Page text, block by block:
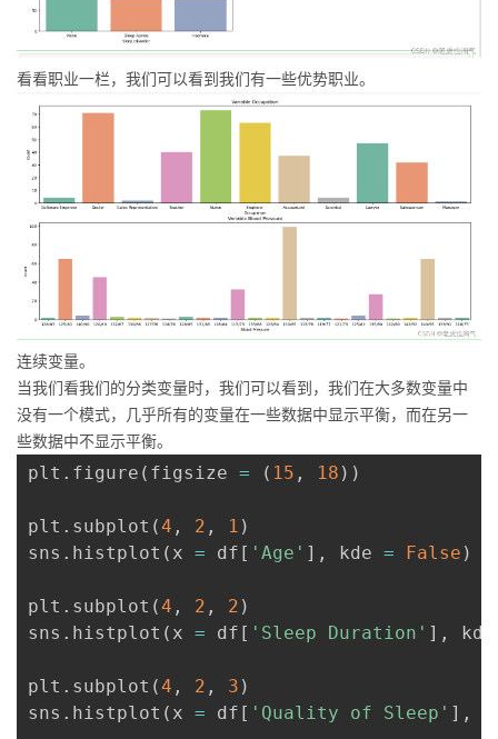
看看职业一栏，我们可以看到我们有一些优势职业。
连续变量。
当我们看我们的分类变量时，我们可以看到，我们在大多数变量中
没有一个模式，几乎所有的变量在一些数据中显示平衡，而在另一
些数据中不显示平衡。
plt . figure ( figsize = ( 15 , 18 ) )
plt . subplot (4 , 2 , 1 )
sns . histplot ( x = df [ 'Age' ] , kde = False )
plt . subplot (4 , 2 , 2 )
sns . histplot ( x = df [ 'Sleep Duration' ] ,
plt . subplot (4 , 2 , 3 )
sns . histplot ( x = df [ 'Quality of Sleep' ] ,